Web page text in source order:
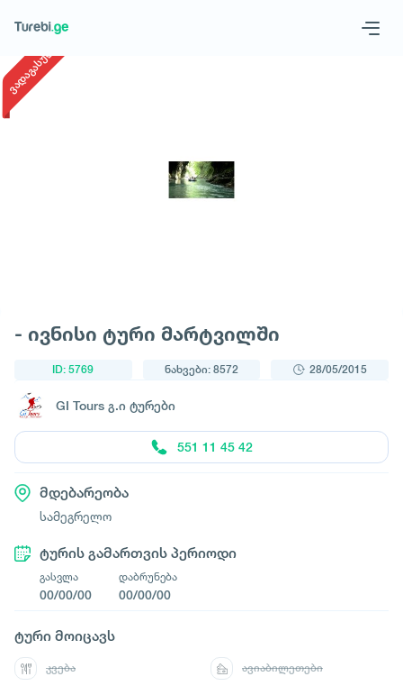
ვადაგასული
- ივნისი ტური მარტვილში
ID: 5769 ნახვები: 8572 28/05/2015
GI Tours გ.ი ტურები
551 11 45 42
მდებარეობა
სამეგრელო
ტურის გამართვის პერიოდი
გასვლა
00/00/00
დაბრუნება
00/00/00
ტური მოიცავს
კვება ავიაბილეთები